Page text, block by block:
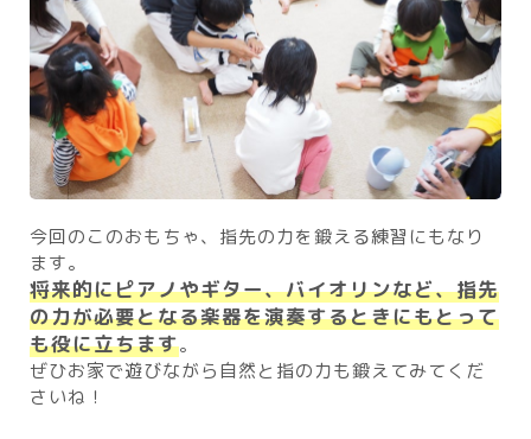
今回のこのおもちゃ、指先の力を鍛える練習にもなり
ます。
将来的にピアノやギター、バイオリンなど、指先
の力が必要となる楽器を演奏するときにもとって
も役に立ちます。
ぜひお家で遊びながら自然と指の力も鍛えてみてくだ
さいね！